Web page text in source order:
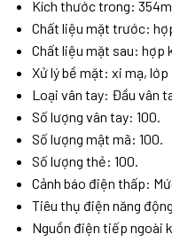
Kích thước trong:
Chất liệu mặt trước:
Chất liệu mặt sau: hợp
Xử lý bề mặt: xi mạ,
Loại vân tay: Đầu vân
Số lượng vân tay: 100.
Số lượng mật mã: 100.
Số lượng thẻ: 100.
Cảnh báo điện thấp:
Tiêu thụ điện năng
Nguồn điện tiếp ngoài